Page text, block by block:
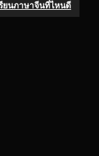
รียนภาษาจีนที่ไหนดี